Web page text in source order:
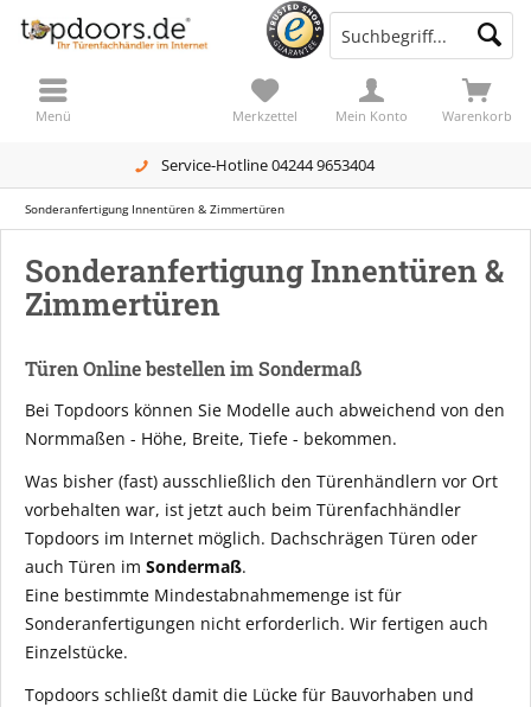
Service-Hotline 04244 9653404
Warenkorb
Merkzettel Mein Konto
Menü
Sonderanfertigung Innentüren & Zimmertüren
Sonderanfertigung Innentüren &
Zimmertüren
Türen Online bestellen im Sondermaß
Bei Topdoors können Sie Modelle auch abweichend von den
Normmaßen - Höhe, Breite, Tiefe - bekommen.
Was bisher (fast) ausschließlich den Türenhändlern vor Ort
vorbehalten war, ist jetzt auch beim Türenfachhändler
Topdoors im Internet möglich. Dachschrägen Türen oder
auch Türen im Sondermaß.
Eine bestimmte Mindestabnahmemenge ist für
Sonderanfertigungen nicht erforderlich. Wir fertigen auch
Einzelstücke.
Topdoors schließt damit die Lücke für Bauvorhaben und